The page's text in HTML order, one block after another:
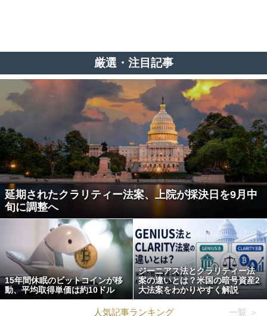
厳選・注目記事
延期されたクラリティー法案、上院が採決日を9月中
旬に調整へ
15年間休眠のビットコインが移
動、平均取得単価は約10ドル
ジーニアス法とクラリティー法
案の違いとは？米国の暗号資産2
大法案をわかりやすく解説
人気記事ランキング 一覧 ＞